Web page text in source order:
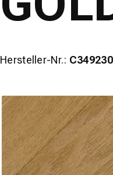
Hersteller-Nr.: